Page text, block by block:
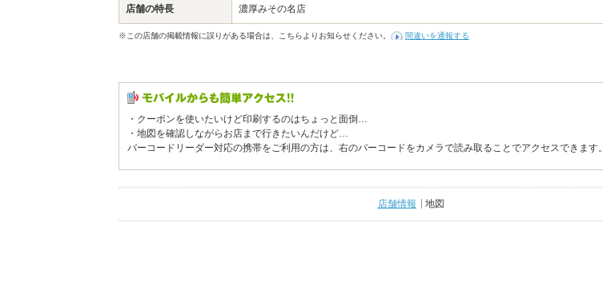
店舗の特長 濃厚みその名店
※この店舗の掲載情報に誤りがある場合は、こちらよりお知らせください。 間違いを通報する
・クーポンを使いたいけど印刷するのはちょっと面倒…
・地図を確認しながらお店まで行きたいんだけど…
バーコードリーダー対応の携帯をご利用の方は、右のバーコードをカメラで読み取ることでアクセスできます。
店舗情報 地図